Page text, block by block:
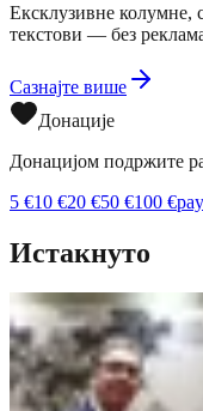
Ексклузивне колумне,
текстови — без
Сазнајте више
Донације
Донацијом подржите
5 €10 €20 €50 €100 €
Истакнуто